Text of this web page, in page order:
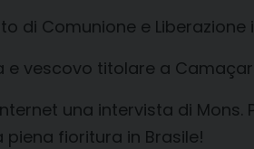
di Comunione e Liberazione
e vescovo titolare a
una intervista di Mons.
fioritura in Brasile!